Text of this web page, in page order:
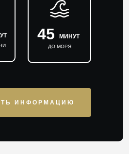
45 МИНУТ
ДО МОРЯ
ИНФОРМАЦИЮ